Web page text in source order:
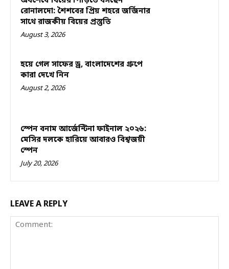
রোনালদো: শৈশবের প্রিয় শহরে জর্জিনার
সাথে রাজকীয় বিয়ের প্রস্তুতি
August 3, 2026
হয়ে গেল সাফের ড্র, বাংলাদেশের গ্রুপে
কারা দেখে নিন
August 2, 2026
স্পেন বনাম আর্জেন্টিনা ফাইনাল ২০২৬:
মেসির দলকে হারিয়ে আবারও বিশ্বজয়ী
স্পেন
July 20, 2026
LEAVE A REPLY